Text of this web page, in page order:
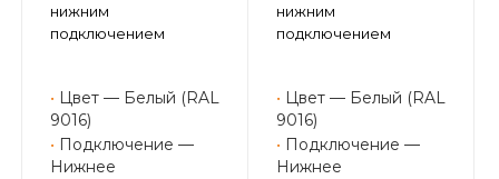
нижним
подключением
• Цвет — Белый (RAL
9016)
• Подключение —
Нижнее
нижним
подключением
• Цвет — Белый (RAL
9016)
• Подключение —
Нижнее